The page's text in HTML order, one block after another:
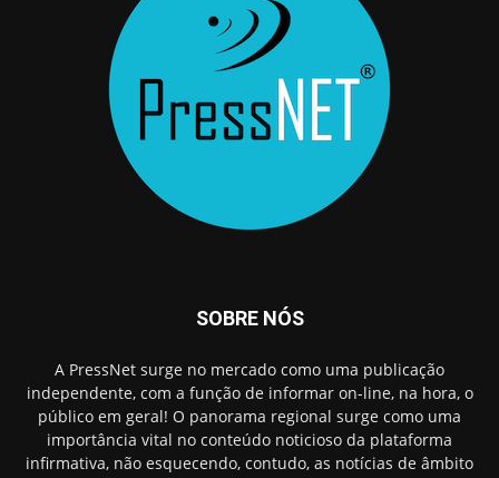
SOBRE NÓS
A PressNet surge no mercado como uma publicação
independente, com a função de informar on-line, na hora, o
público em geral! O panorama regional surge como uma
importância vital no conteúdo noticioso da plataforma
infirmativa, não esquecendo, contudo, as notícias de âmbito